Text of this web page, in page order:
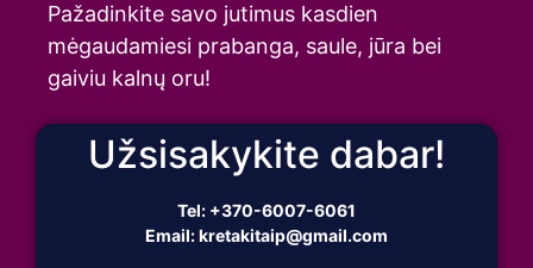
Pažadinkite savo jutimus kasdien
mėgaudamiesi prabanga, saule, jūra bei
gaiviu kalnų oru!
Užsisakykite dabar!
Tel: +370-6007-6061
Email:kretakitaip@gmail.com